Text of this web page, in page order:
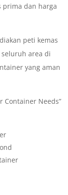
prima dan harga
peti kemas
area di
yang aman
Container Needs”